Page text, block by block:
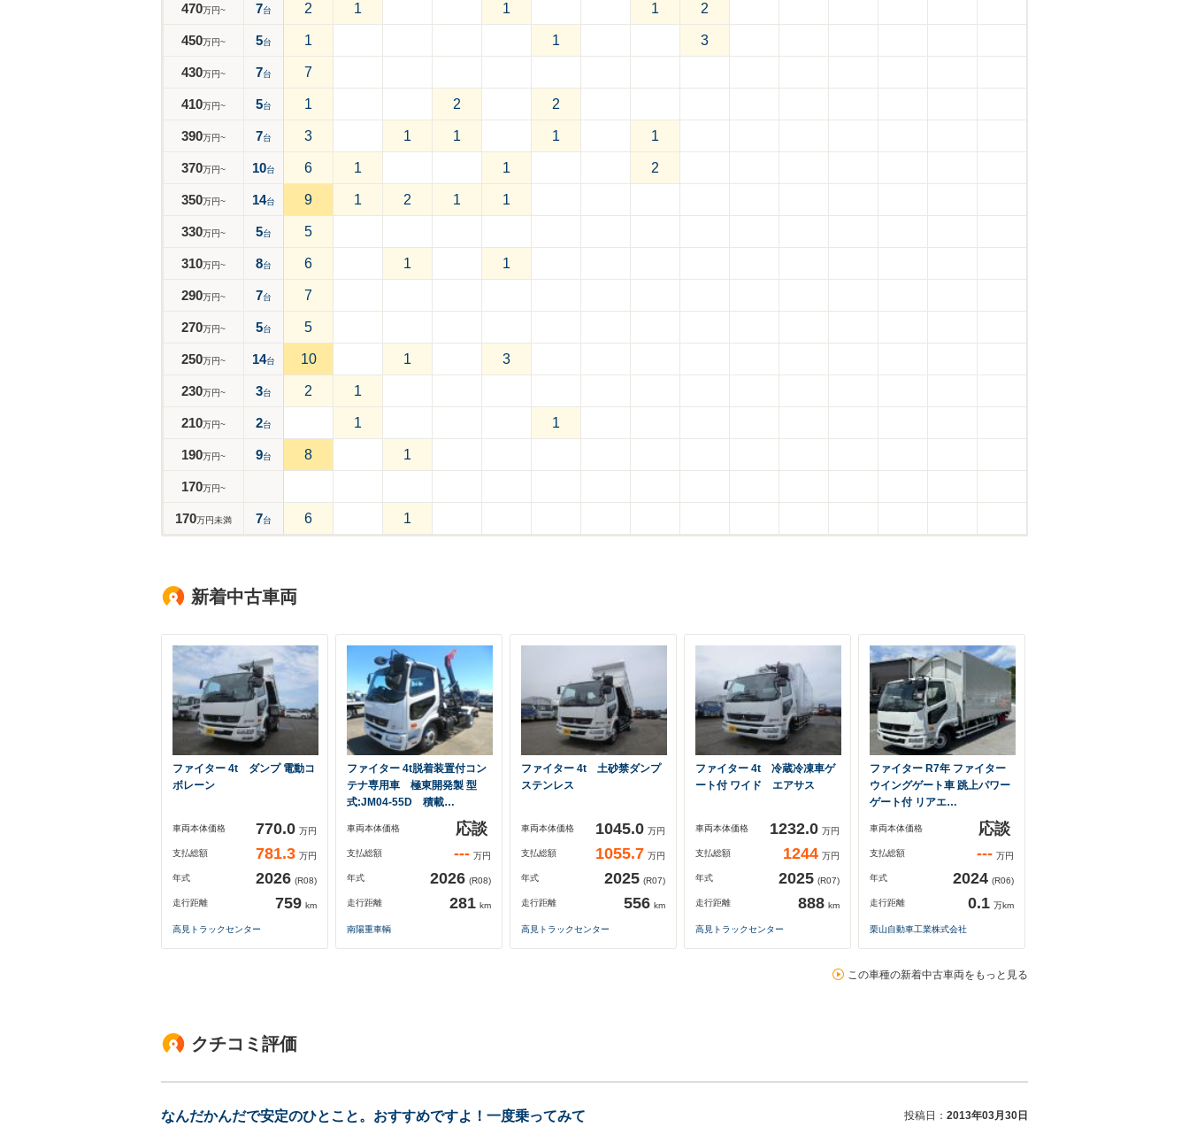
470万円~ 7台 2 1 1 1 2
450万円~ 5台 1 1 3
430万円~ 7台 7
410万円~ 5台 1 2 2
390万円~ 7台 3 1 1 1 1
370万円~ 10台 6 1 1 2
350万円~ 14台 9 1 2 1 1
330万円~ 5台 5
310万円~ 8台 6 1 1
290万円~ 7台 7
270万円~ 5台 5
250万円~ 14台 10 1 3
230万円~ 3台 2 1
210万円~ 2台 1 1
190万円~ 9台 8 1
170万円~
170万円未満 7台 6 1
新着中古車両
ファイター 4t ダンプ 電動コ
ボレーン
車両本体価格 770.0 万円
支払総額 781.3 万円
年式 2026 (R08)
走行距離 759 km
高見トラックセンター
ファイター 4t脱着装置付コン
テナ専用車 極東開発製 型
式:JM04-55D 積載…
車両本体価格 応談
支払総額 --- 万円
年式 2026 (R08)
走行距離 281 km
南陽重車輌
ファイター 4t 土砂禁ダンプ
ステンレス
車両本体価格 1045.0 万円
支払総額 1055.7 万円
年式 2025 (R07)
走行距離 556 km
高見トラックセンター
ファイター 4t 冷蔵冷凍車ゲ
ート付 ワイド エアサス
車両本体価格 1232.0 万円
支払総額 1244 万円
年式 2025 (R07)
走行距離 888 km
高見トラックセンター
ファイター R7年 ファイター
ウイングゲート車 跳上パワー
ゲート付 リアエ…
車両本体価格 応談
支払総額 --- 万円
年式 2024 (R06)
走行距離 0.1 万km
栗山自動車工業株式会社
この車種の新着中古車両をもっと見る
クチコミ評価
なんだかんだで安定のひとこと。おすすめですよ！一度乗ってみて 投稿日： 2013年03月30日